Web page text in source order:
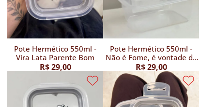
Pote Hermético 550ml -
Vira Lata Parente Bom
R$ 29,00
Pote Hermético 550ml -
Não é Fome, é vontade de
mastigar
R$ 29,00